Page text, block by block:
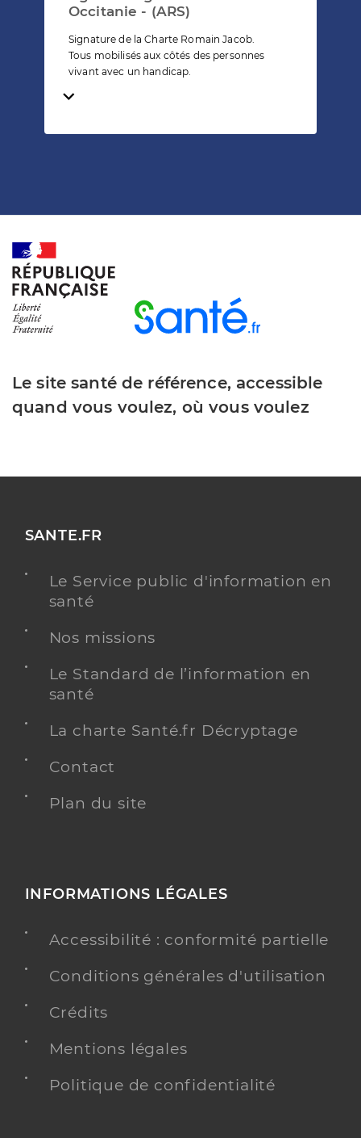
Occitanie - (ARS)
Signature de la Charte Romain Jacob.
Tous mobilisés aux côtés des personnes
vivant avec un handicap.
Temps de lecture
Le site santé de référence, accessible
quand vous voulez, où vous voulez
SANTE.FR
Le Service public d'information en
santé
Nos missions
Le Standard de l’information en
santé
La charte Santé.fr Décryptage
Contact
Plan du site
INFORMATIONS LÉGALES
Accessibilité : conformité partielle
Conditions générales d'utilisation
Crédits
Mentions légales
Politique de confidentialité